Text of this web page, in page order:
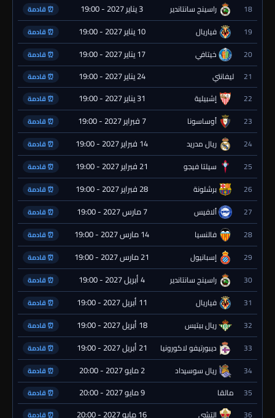
18 راسينج سانتاندير 3 يناير 2027 - 19:00 ⏰ قادمة
19 فياريال 10 يناير 2027 - 19:00 ⏰ قادمة
20 خيتافي 17 يناير 2027 - 19:00 ⏰ قادمة
21 ليفانتي 24 يناير 2027 - 19:00 ⏰ قادمة
22 إشبيلية 31 يناير 2027 - 19:00 ⏰ قادمة
23 أوساسونا 7 فبراير 2027 - 19:00 ⏰ قادمة
24 ريال مدريد 14 فبراير 2027 - 19:00 ⏰ قادمة
25 سيلتا فيجو 21 فبراير 2027 - 19:00 ⏰ قادمة
26 برشلونة 28 فبراير 2027 - 19:00 ⏰ قادمة
27 ألافيس 7 مارس 2027 - 19:00 ⏰ قادمة
28 فالنسيا 14 مارس 2027 - 19:00 ⏰ قادمة
29 إسبانيول 21 مارس 2027 - 19:00 ⏰ قادمة
30 راسينج سانتاندير 4 أبريل 2027 - 19:00 ⏰ قادمة
31 فياريال 11 أبريل 2027 - 19:00 ⏰ قادمة
32 ريال بيتيس 18 أبريل 2027 - 19:00 ⏰ قادمة
33 ديبورتيفو لاكورونيا 21 أبريل 2027 - 19:00 ⏰ قادمة
34 ريال سوسيداد 2 مايو 2027 - 20:00 ⏰ قادمة
35 مالقا 9 مايو 2027 - 20:00 ⏰ قادمة
36 إلتشي 16 مايو 2027 - 20:00 ⏰ قادمة